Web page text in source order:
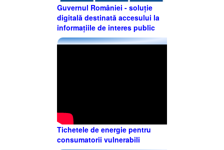
Guvernul României - soluție
digitală destinată accesului la
informațiile de interes public
Tichetele de energie pentru
consumatorii vulnerabili